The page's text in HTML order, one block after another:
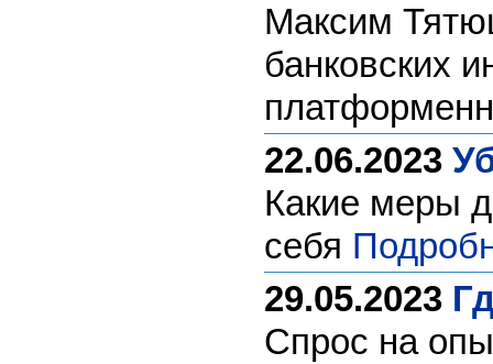
Максим
банковских
22.06.2023
Какие меры
себя
29.05.2023
Спрос на